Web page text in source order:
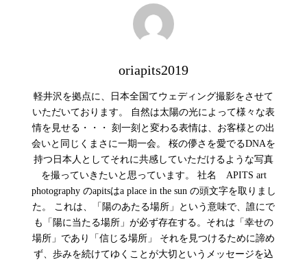
oriapits2019
軽井沢を拠点に、日本全国てウェディング撮影をさせて
いただいております。 自然は太陽の光によって様々な表
情を見せる・・・ 刻一刻と変わる表情は、お客様との出
会いと同じくまさに一期一会。 桜の儚さを愛でるDNAを
持つ日本人としてそれに共感していただけるような写真
を撮っていきたいと思っています。 社名 APITS art
photography のapitsはa place in the sun の頭文字を取りまし
た。 これは、「陽のあたる場所」という意味で、誰にで
も「陽に当たる場所」が必ず存在する。それは「幸せの
場所」であり「信じる場所」 それを見つけるために諦め
ず、歩みを続けてゆくことが大切というメッセージを込